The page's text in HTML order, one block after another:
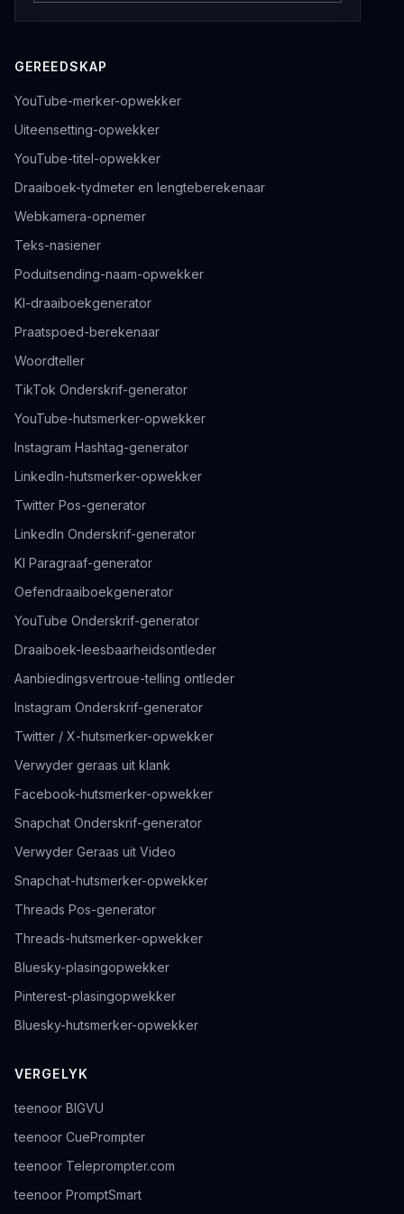
GEREEDSKAP
YouTube-merker-opwekker
Uiteensetting-opwekker
YouTube-titel-opwekker
Draaiboek-tydmeter en lengteberekenaar
Webkamera-opnemer
Teks-nasiener
Poduitsending-naam-opwekker
KI-draaiboekgenerator
Praatspoed-berekenaar
Woordteller
TikTok Onderskrif-generator
YouTube-hutsmerker-opwekker
Instagram Hashtag-generator
LinkedIn-hutsmerker-opwekker
Twitter Pos-generator
LinkedIn Onderskrif-generator
KI Paragraaf-generator
Oefendraaiboekgenerator
YouTube Onderskrif-generator
Draaiboek-leesbaarheidsontleder
Aanbiedingsvertroue-telling ontleder
Instagram Onderskrif-generator
Twitter / X-hutsmerker-opwekker
Verwyder geraas uit klank
Facebook-hutsmerker-opwekker
Snapchat Onderskrif-generator
Verwyder Geraas uit Video
Snapchat-hutsmerker-opwekker
Threads Pos-generator
Threads-hutsmerker-opwekker
Bluesky-plasingopwekker
Pinterest-plasingopwekker
Bluesky-hutsmerker-opwekker
VERGELYK
teenoor BIGVU
teenoor CuePrompter
teenoor Teleprompter.com
teenoor PromptSmart